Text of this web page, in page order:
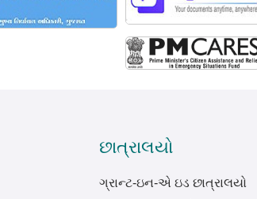
છાત્રાલયો
ગ્રાન્ટ-ઇન-એ ઇડ છાત્રાલયો